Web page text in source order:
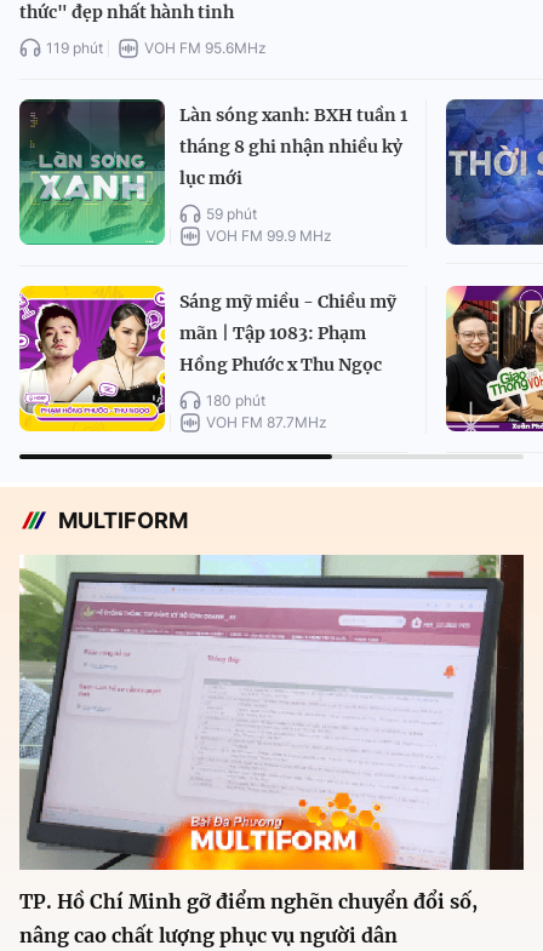
thức" đẹp nhất hành tinh
119 phút VOH FM 95.6MHz
Làn sóng xanh: BXH tuần 1
tháng 8 ghi nhận nhiều kỷ
lục mới
59 phút
VOH FM 99.9 MHz
Sáng mỹ miều - Chiều mỹ
mãn | Tập 1083: Phạm
Hồng Phước x Thu Ngọc
180 phút
VOH FM 87.7MHz
MULTIFORM
TP. Hồ Chí Minh gỡ điểm nghẽn chuyển đổi số,
nâng cao chất lượng phục vụ người dân